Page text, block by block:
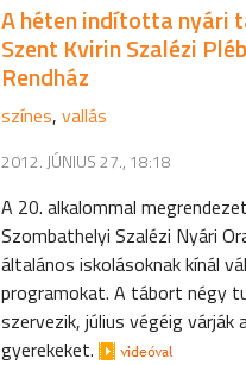
A héten indította nyári
Szent Kvirin Szalézi
Rendház
színes, vallás
2012. JÚNIUS 27., 18:18
A 20. alkalommal
Szombathelyi Szalézi Nyári
általános iskolásoknak kínál
programokat. A tábort négy
szervezik, július végéig várják
gyerekeket.